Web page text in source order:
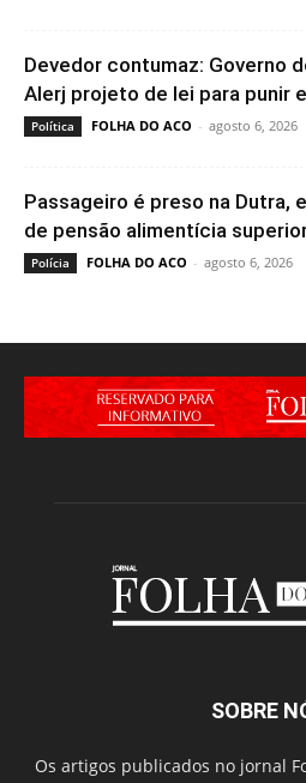
Devedor contumaz: Governo
Alerj projeto de lei para punir
Política FOLHA DO ACO - agosto 6, 2026
Passageiro é preso na Dutra,
de pensão alimentícia
Polícia FOLHA DO ACO - agosto 6, 2026
SOBRE
Os artigos publicados no jornal